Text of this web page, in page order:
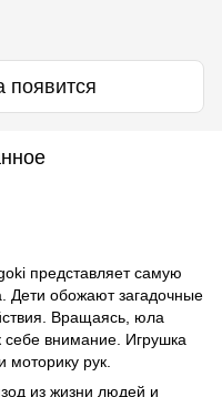
появится
представляет самую
Дети обожают загадочные
Вращаясь, юла
себе внимание. Игрушка
моторику рук.
из жизни людей и